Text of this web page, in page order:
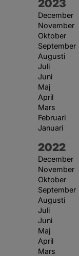
År:
2023
December
November
Oktober
September
Augusti
Juli
Juni
Maj
April
Mars
Februari
Januari
År:
2022
December
November
Oktober
September
Augusti
Juli
Juni
Maj
April
Mars